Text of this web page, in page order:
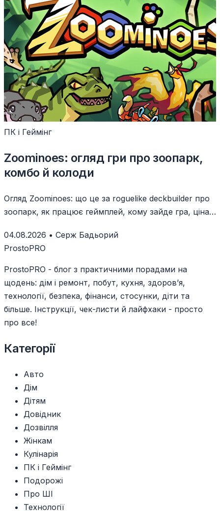
ПК і Геймінг
Zoominoes: огляд гри про зоопарк,
комбо й колоди
Огляд Zoominoes: що це за roguelike deckbuilder про
зоопарк, як працює геймплей, кому зайде гра, ціна
04.08.2026 • Серж Бадьорий
ProstoPRO
ProstoPRO - блог з практичними порадами на
щодень: дім і ремонт, побут, кухня, здоров’я,
технології, безпека, фінанси, стосунки, діти та
більше. Інструкції, чек-листи й лайфхаки - просто
про все!
Категорії
Авто
Дім
Дітям
Довідник
Дозвілля
Жінкам
Кулінарія
ПК і Геймінг
Подорожі
Про ШІ
Технології